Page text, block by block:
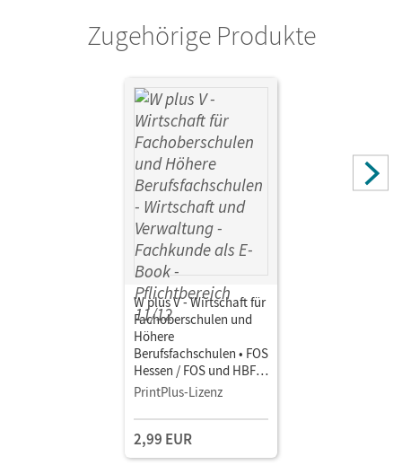
Zugehörige Produkte
W plus V - Wirtschaft für
Fachoberschulen und
Höhere
Berufsfachschulen • FOS
Hessen / FOS und HBFS
Rheinland-Pfalz -
Pflichtbereich 11/12
Wirtschaft und
Verwaltung • Fachkunde
PrintPlus-Lizenz
2,99 EUR